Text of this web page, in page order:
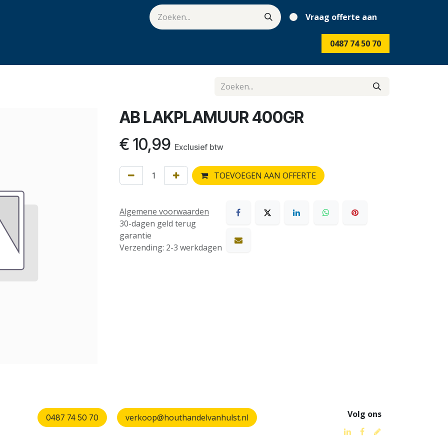
Vraag offerte aan
0487 74 50 70
AB LAKPLAMUUR 400GR
€ 10,99 Exclusief btw
TOEVOEGEN AAN OFFERTE
Algemene voorwaarden
30-dagen geld terug
garantie
Verzending: 2-3 werkdagen
verkoop@houthandelvanhulst.nl Volg ons
0487 74 50 70